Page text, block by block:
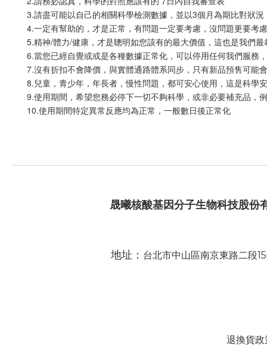
3.請盡可能以自己的相關科學檢測數據，並以3個月為期比對狀況
4.一定有幫助的，才是正常，有問題一定要考慮，沒問題更要考
5.精神/體力/健康，才是聰明如您該有的最大價值，這也是我們
6.當您已經自覺或或是各種數據正常化，可以停用任何我們服務
7.沒有折扣不會降價，與實體通路體系同步，只有新品預售可能
8.兒童，青少年，年長者，慢性問題，都可安心使用，這是科學
9.使用期間，希望您務必停下一切不夠科學，或非必要補充品，
10.使用期間特定異常反應均為正常，一般數日後正常化
晟曦核酸基因分子生物科技股份
地址： 台北市中山區南京東路二段
退換貨政